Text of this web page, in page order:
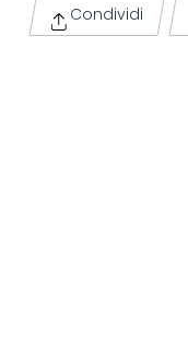
Condividi